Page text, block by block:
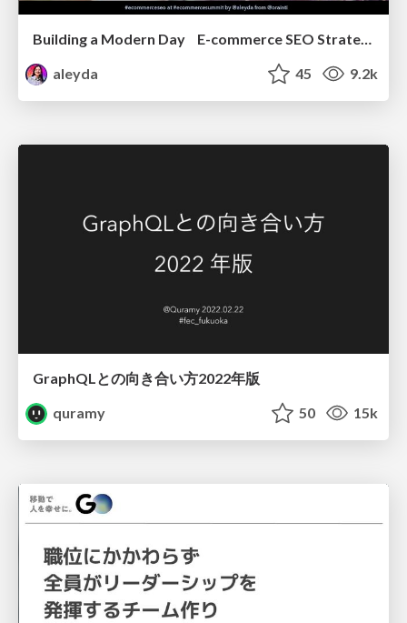
Building a Modern Day E-commerce SEO Strategy
aleyda
45 9.2k
GraphQLとの向き合い方2022年版
quramy
50 15k